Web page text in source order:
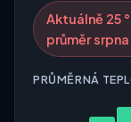
Aktuálně 25
průměr srpna
PRŮMĚRNÁ